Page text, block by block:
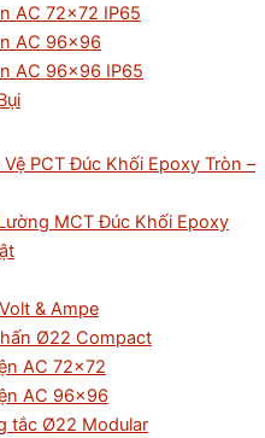
AC 72×72 IP65
AC 96×96
AC 96×96 IP65
Vệ PCT Đúc Khối Epoxy Tròn –
MCT Đúc Khối Epoxy
& Ampe
Ø22 Compact
AC 72×72
AC 96×96
tắc Ø22 Modular